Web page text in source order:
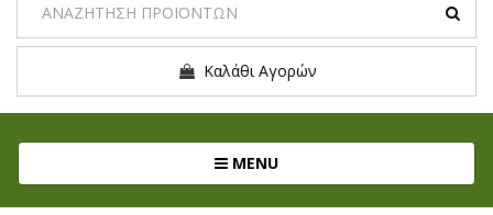
Καλάθι Αγορών
MENUToggle navigation